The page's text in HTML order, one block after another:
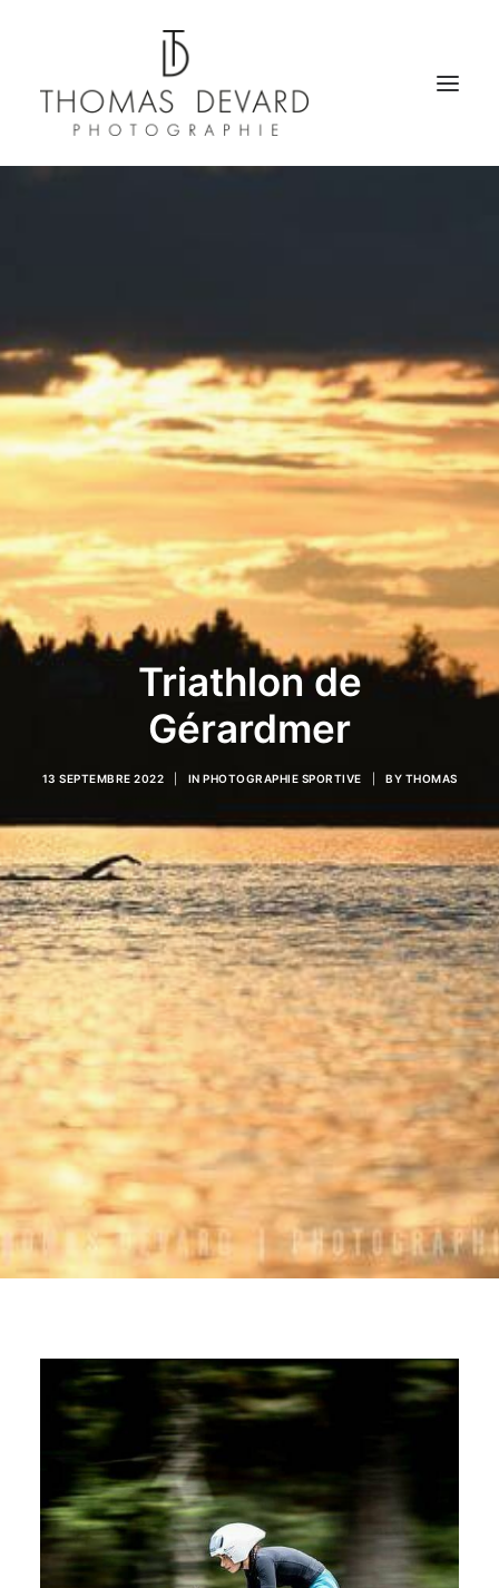
CHALETS
HÔTELLERIE
ARCHITECTURE
IMMOBILIER
COMMERCIAL
PHOTOGRAPHIE OUTDOOR
AUTRES SERVICES
BLOG
RÉFÉRENCES
QUI SUIS-JE
RESSOURCES
TIRAGES
Triathlon de
Gérardmer
13 SEPTEMBRE 2022 IN PHOTOGRAPHIE SPORTIVE BY THOMAS